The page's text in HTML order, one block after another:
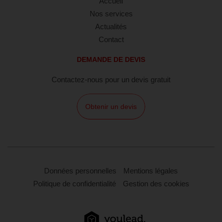
Nos services
Actualités
Contact
DEMANDE DE DEVIS
Contactez-nous pour un devis gratuit
Obtenir un devis
Données personnelles
Mentions légales
Politique de confidentialité
Gestion des cookies